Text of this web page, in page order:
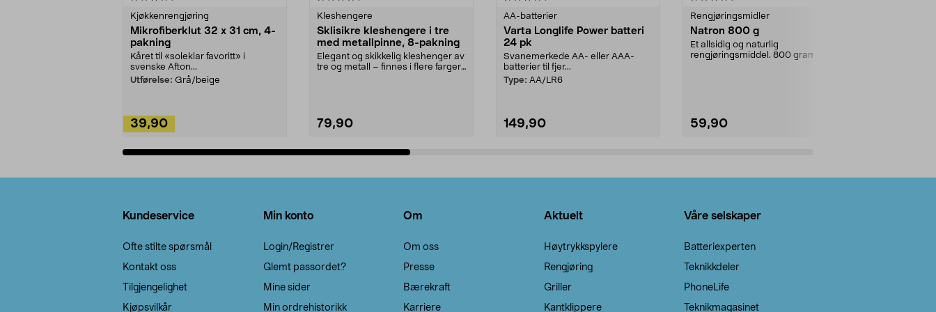
Kjøkkenrengjøring
Mikrofiberklut 32 x 31 cm, 4-
pakning
Kåret til «soleklar favoritt» i
svenske Afton...
Utførelse: Grå/beige
39,90
Kleshengere
Sklisikre kleshengere i tre
med metallpinne, 8-pakning
Elegant og skikkelig kleshenger av
tre og metall – finnes i flere farger.
79,90
AA-batterier
Varta Longlife Power batteri
24 pk
Svanemerkede AA- eller AAA-
batterier til fjer...
Type: AA/LR6
149,90
Rengjøringsmidler
Natron 800 g
Et allsidig og naturlig
rengjøringsmiddel. 800 gram
59,90
Kundeservice
Ofte stilte spørsmål
Kontakt oss
Tilgjengelighet
Kjøpsvilkår
Min konto
Login/Registrer
Glemt passordet?
Mine sider
Min ordrehistorikk
Om
Om oss
Presse
Bærekraft
Karriere
Aktuelt
Høytrykkspylere
Rengjøring
Griller
Kantklippere
Våre selskaper
Batteriexperten
Teknikkdeler
PhoneLife
Teknikmagasinet